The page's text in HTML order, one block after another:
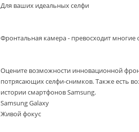
Для ваших идеальных селфи
Фронтальная камера - превосходит
Оцените возможности инновационной
потрясающих селфи-снимков. Также есть
истории смартфонов Samsung.
Samsung Galaxy
Живой фокус